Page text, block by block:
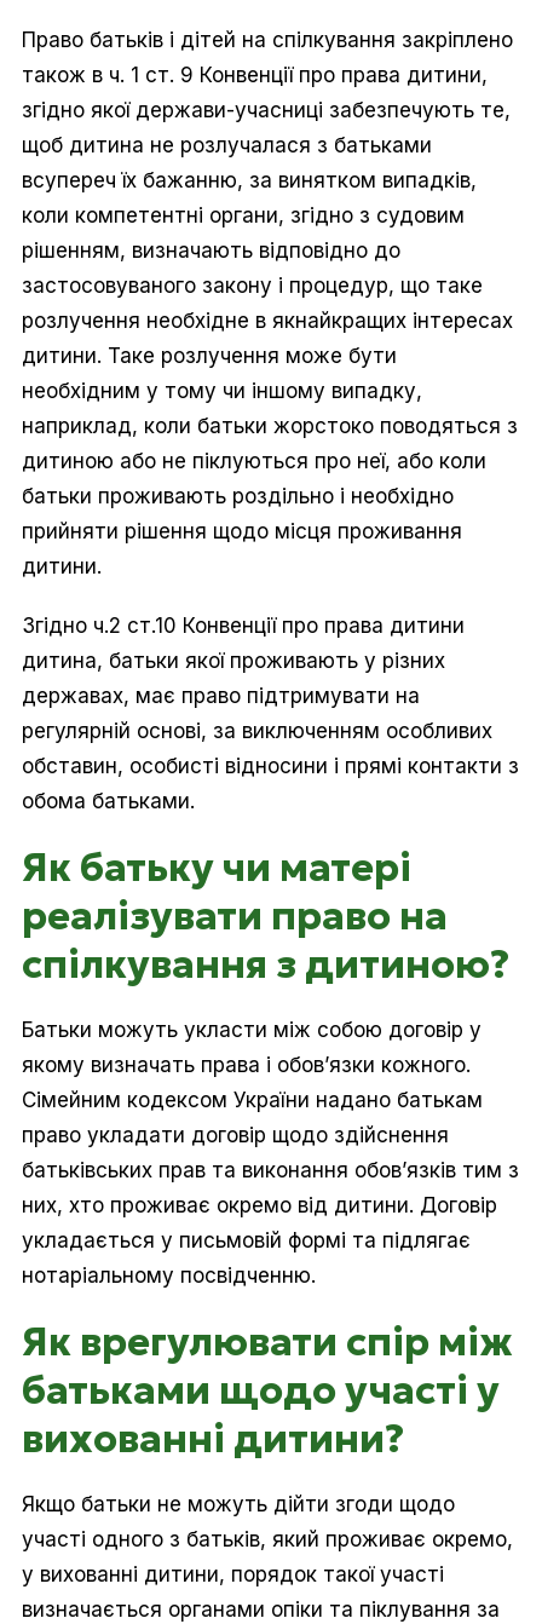
Право батьків і дітей на спілкування закріплено
також в ч. 1 ст. 9 Конвенції про права дитини,
згідно якої держави-учасниці забезпечують те,
щоб дитина не розлучалася з батьками
всупереч їх бажанню, за винятком випадків,
коли компетентні органи, згідно з судовим
рішенням, визначають відповідно до
застосовуваного закону і процедур, що таке
розлучення необхідне в якнайкращих інтересах
дитини. Таке розлучення може бути
необхідним у тому чи іншому випадку,
наприклад, коли батьки жорстоко поводяться з
дитиною або не піклуються про неї, або коли
батьки проживають роздільно і необхідно
прийняти рішення щодо місця проживання
дитини.
Згідно ч.2 ст.10 Конвенції про права дитини
дитина, батьки якої проживають у різних
державах, має право підтримувати на
регулярній основі, за виключенням особливих
обставин, особисті відносини і прямі контакти з
обома батьками.
Як батьку чи матері
реалізувати право на
спілкування з дитиною?
Батьки можуть укласти між собою договір у
якому визначать права і обов’язки кожного.
Сімейним кодексом України надано батькам
право укладати договір щодо здійснення
батьківських прав та виконання обов’язків тим з
них, хто проживає окремо від дитини. Договір
укладається у письмовій формі та підлягає
нотаріальному посвідченню.
Як врегулювати спір між
батьками щодо участі у
вихованні дитини?
Якщо батьки не можуть дійти згоди щодо
участі одного з батьків, який проживає окремо,
у вихованні дитини, порядок такої участі
визначається органами опіки та піклування за